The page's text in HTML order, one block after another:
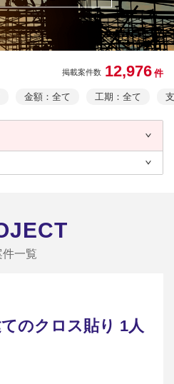
掲載案件数 12,976 件
金額：全て 工期：全て
件一覧
のクロス貼り 1人